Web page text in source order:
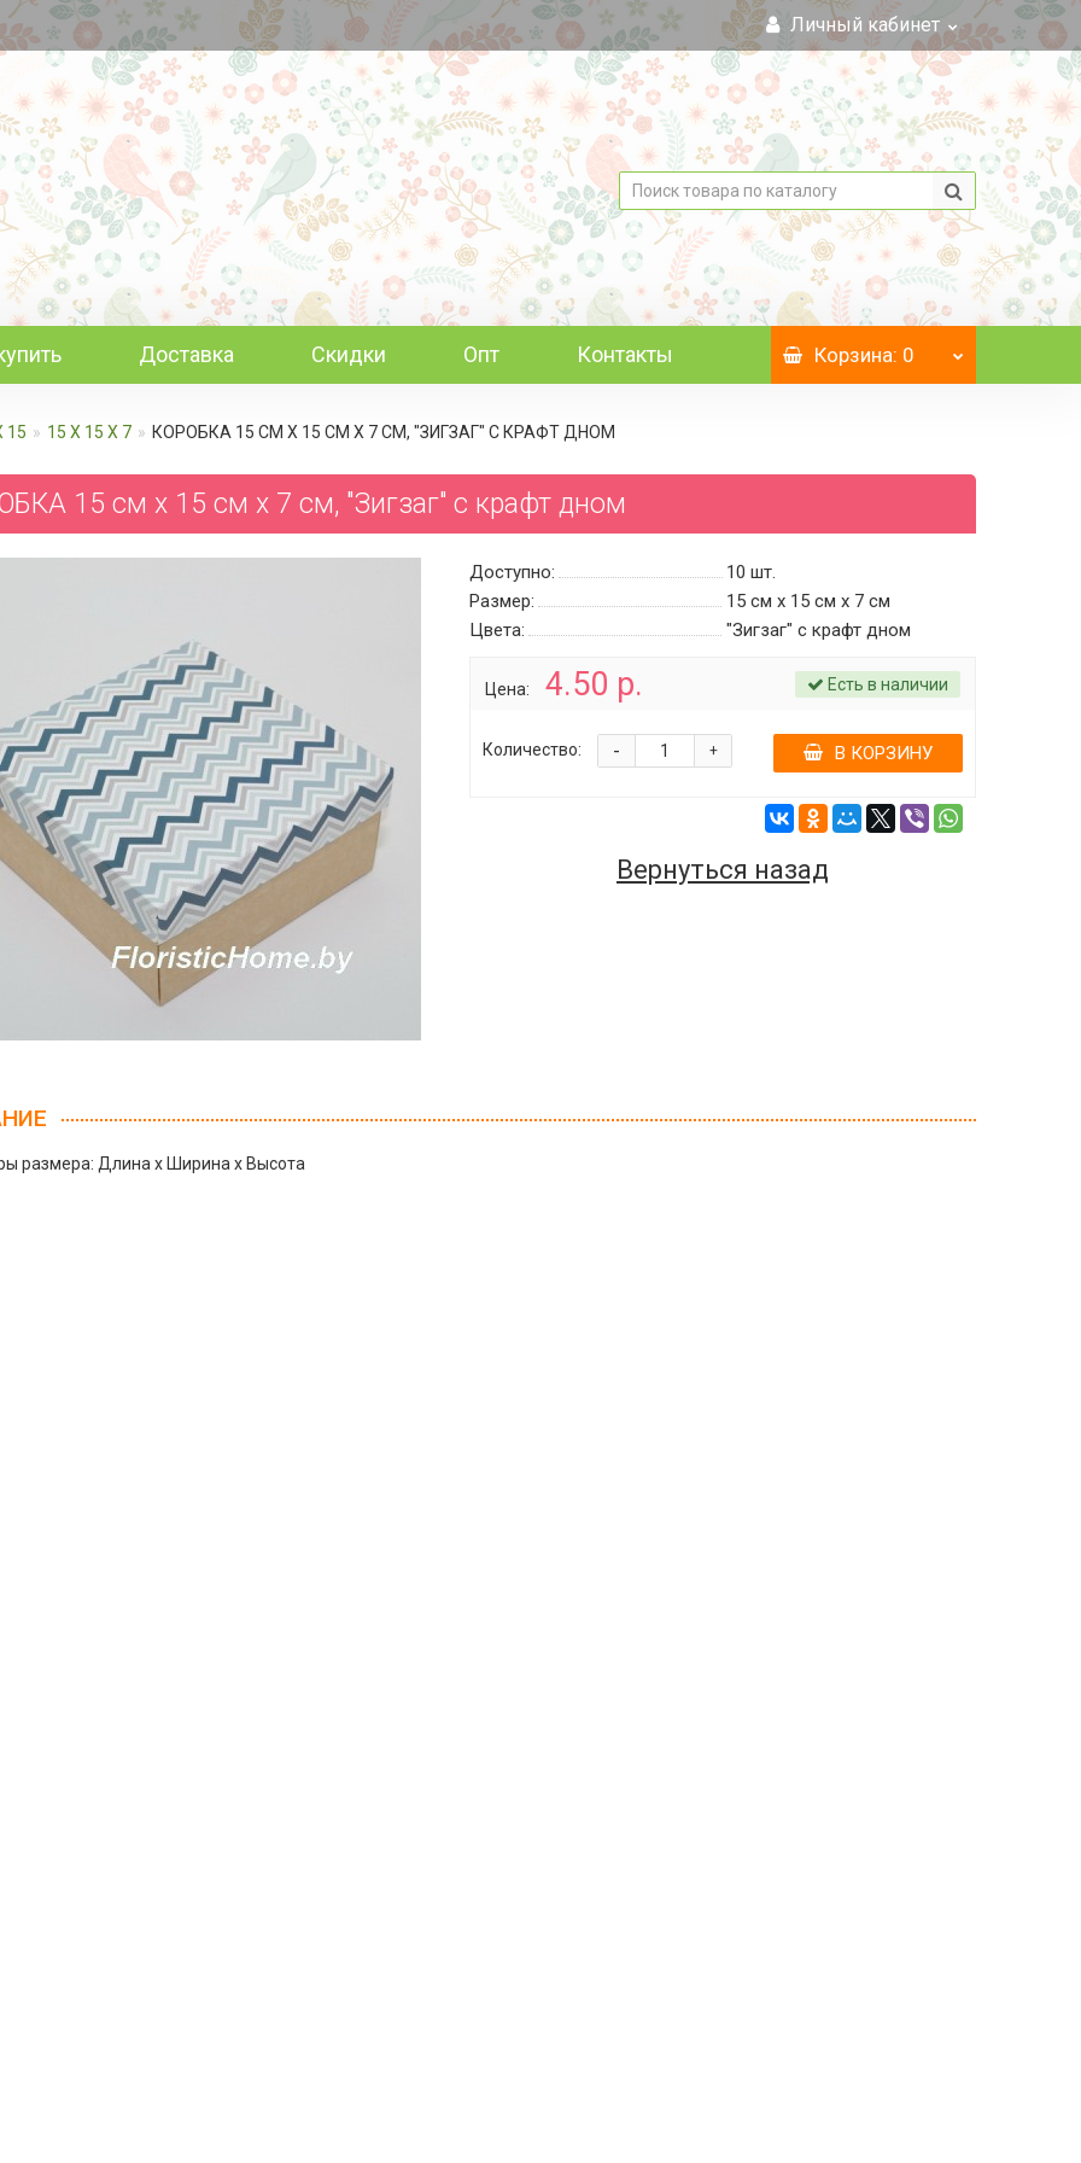
Личный кабинет
Доставка Скидки Опт Контакты Корзина: 0
15 15 Х 15 Х 7 КОРОБКА 15 СМ Х 15 СМ Х 7 СМ, "ЗИГЗАГ" C КРАФТ ДНОМ
15 см х 15 см х 7 см, "Зигзаг" c крафт дном
Доступно: 10 шт.
Размер:
15 см х 15 см х 7 см
Цвета:
"Зигзаг" c крафт дном
Цена: 4.50 р. Есть в наличии
Количество: +
- В КОРЗИНУ
Вернуться назад
размера: Длина х Ширина х Высота